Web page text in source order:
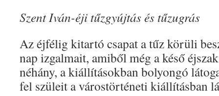
Szent Iván-éji tűzgyújtás és tűzugrás
Az éjfélig kitartó csapat a tűz körüli
nap izgalmait, amiből még a késő
néhány, a kiállításokban bolyongó
fel szüleit a várostörténeti kiállításban